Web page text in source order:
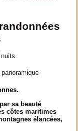
sa beauté
côtes maritimes
élancées,